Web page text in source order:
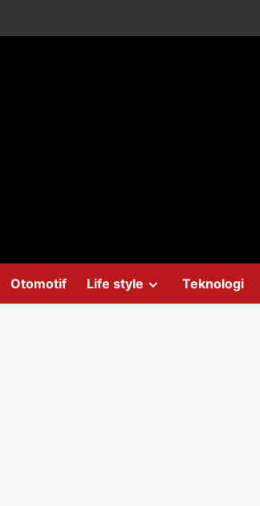
Otomotif Life style Teknologi